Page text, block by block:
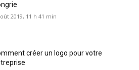
2019, 11 h 41 min
créer un logo pour votre